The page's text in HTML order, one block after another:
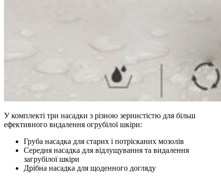
У комплекті три насадки з різною зернистістю для більш
ефективного видалення огрубілої шкіри:
Груба насадка для старих і потрісканих мозолів
Середня насадка для відлущування та видалення
загрубілої шкіри
Дрібна насадка для щоденного догляду